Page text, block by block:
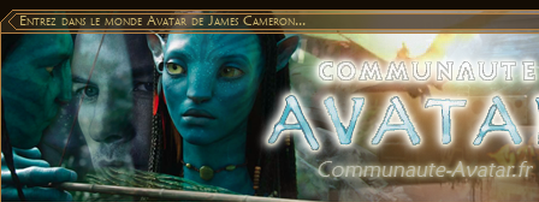
Entrez dans le monde Avatar de James Cameron...